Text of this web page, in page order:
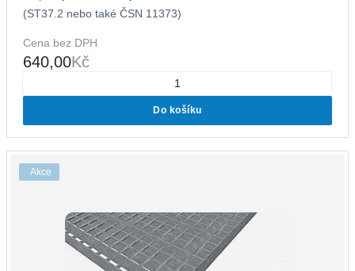
(ST37.2 nebo také ČSN 11373)
Cena bez DPH
640,00Kč
Do košíku
Akce